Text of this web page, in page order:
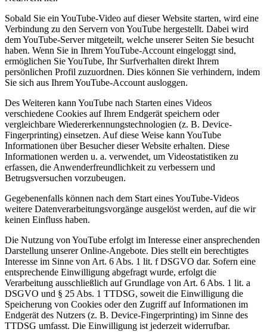
Sobald Sie ein YouTube-Video auf dieser Website starten, wird eine
Verbindung zu den Servern von YouTube hergestellt. Dabei wird
dem YouTube-Server mitgeteilt, welche unserer Seiten Sie besucht
haben. Wenn Sie in Ihrem YouTube-Account eingeloggt sind,
ermöglichen Sie YouTube, Ihr Surfverhalten direkt Ihrem
persönlichen Profil zuzuordnen. Dies können Sie verhindern, indem
Sie sich aus Ihrem YouTube-Account ausloggen.
Des Weiteren kann YouTube nach Starten eines Videos
verschiedene Cookies auf Ihrem Endgerät speichern oder
vergleichbare Wiedererkennungstechnologien (z. B. Device-
Fingerprinting) einsetzen. Auf diese Weise kann YouTube
Informationen über Besucher dieser Website erhalten. Diese
Informationen werden u. a. verwendet, um Videostatistiken zu
erfassen, die Anwenderfreundlichkeit zu verbessern und
Betrugsversuchen vorzubeugen.
Gegebenenfalls können nach dem Start eines YouTube-Videos
weitere Datenverarbeitungsvorgänge ausgelöst werden, auf die wir
keinen Einfluss haben.
Die Nutzung von YouTube erfolgt im Interesse einer ansprechenden
Darstellung unserer Online-Angebote. Dies stellt ein berechtigtes
Interesse im Sinne von Art. 6 Abs. 1 lit. f DSGVO dar. Sofern eine
entsprechende Einwilligung abgefragt wurde, erfolgt die
Verarbeitung ausschließlich auf Grundlage von Art. 6 Abs. 1 lit. a
DSGVO und § 25 Abs. 1 TTDSG, soweit die Einwilligung die
Speicherung von Cookies oder den Zugriff auf Informationen im
Endgerät des Nutzers (z. B. Device-Fingerprinting) im Sinne des
TTDSG umfasst. Die Einwilligung ist jederzeit widerrufbar.